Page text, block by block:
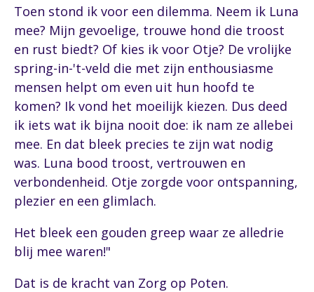
Toen stond ik voor een dilemma. Neem ik Luna
mee? Mijn gevoelige, trouwe hond die troost
en rust biedt? Of kies ik voor Otje? De vrolijke
spring-in-'t-veld die met zijn enthousiasme
mensen helpt om even uit hun hoofd te
komen? Ik vond het moeilijk kiezen. Dus deed
ik iets wat ik bijna nooit doe: ik nam ze allebei
mee. En dat bleek precies te zijn wat nodig
was. Luna bood troost, vertrouwen en
verbondenheid. Otje zorgde voor ontspanning,
plezier en een glimlach.
Het bleek een gouden greep waar ze alledrie
blij mee waren!"
Dat is de kracht van Zorg op Poten.